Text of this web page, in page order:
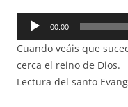
Reproductor
audio
00:00
Cuando veáis que
cerca el reino de Dios.
Lectura del santo